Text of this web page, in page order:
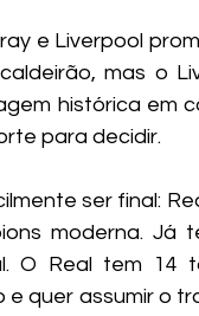
e Liverpool
mas o
histórica em
para decidir.
ser final:
moderna. Já
O Real tem 14
quer assumir o